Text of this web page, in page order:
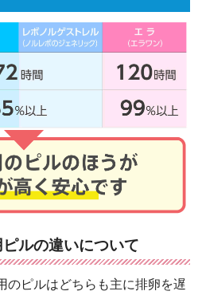
ルの違いについて
のピルはどちらも主に排卵を遅